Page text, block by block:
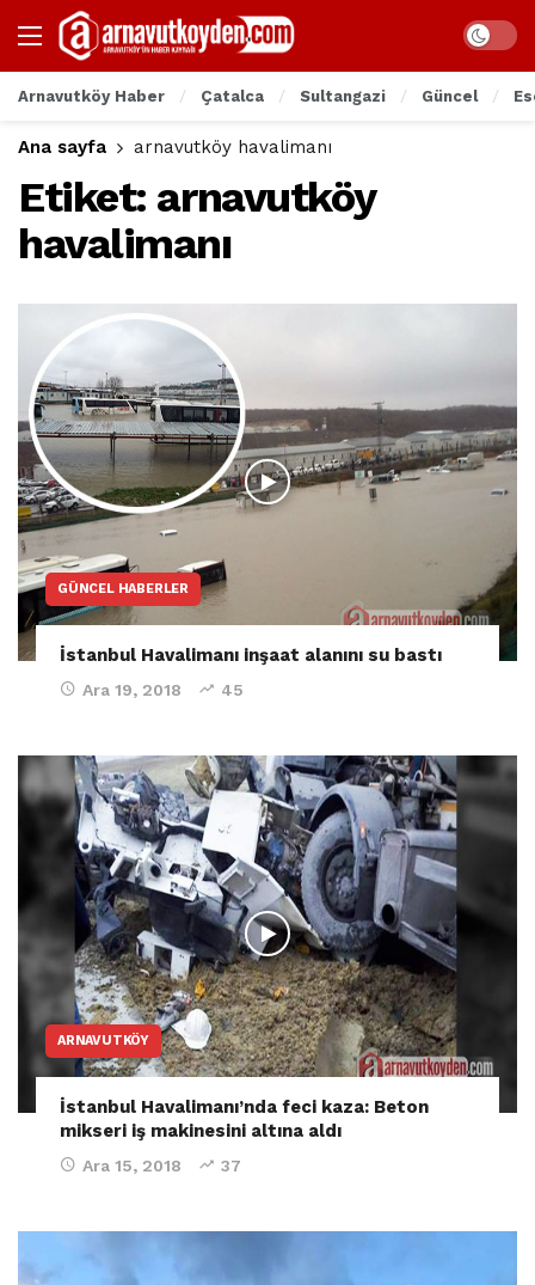
Arnavutköy Haber Çatalca Sultangazi Güncel
Ana sayfa arnavutköy havalimanı
Etiket: arnavutköy
havalimanı
GÜNCEL HABERLER
İstanbul Havalimanı inşaat alanını su bastı
Ara 19, 2018 45
ARNAVUTKÖY
İstanbul Havalimanı’nda feci kaza: Beton
mikseri iş makinesini altına aldı
Ara 15, 2018 37